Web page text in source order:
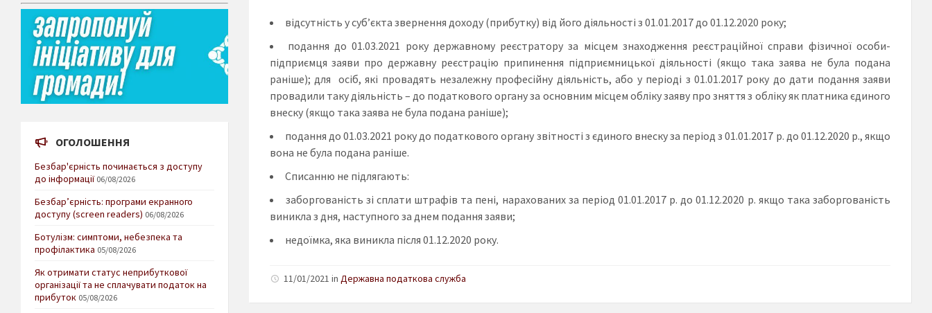
відсутність у суб’єкта звернення доходу (прибутку) від його діяльності з 01.01.2017 до 01.12.2020 року;
подання до 01.03.2021 року державному реєстратору за місцем знаходження реєстраційної справи фізичної особи-
підприємця заяви про державну реєстрацію припинення підприємницької діяльності (якщо така заява не була подана
раніше); для осіб, які провадять незалежну професійну діяльність, або у періоді з 01.01.2017 року до дати подання заяви
провадили таку діяльність – до податкового органу за основним місцем обліку заяву про зняття з обліку як платника єдиного
внеску (якщо така заява не була подана раніше);
подання до 01.03.2021 року до податкового органу звітності з єдиного внеску за період з 01.01.2017 р. до 01.12.2020 р., якщо
вона не була подана раніше.
Списанню не підлягають:
заборгованість зі сплати штрафів та пені, нарахованих за період 01.01.2017 р. до 01.12.2020 р. якщо така заборгованість
виникла з дня, наступного за днем подання заяви;
недоїмка, яка виникла після 01.12.2020 року.
11/01/2021 in Державна податкова служба
ОГОЛОШЕННЯ
Безбар'єрність починається з доступу
до інформації 06/08/2026
Безбар’єрність: програми екранного
доступу (screen readers) 06/08/2026
Ботулізм: симптоми, небезпека та
профілактика 05/08/2026
Як отримати статус неприбуткової
організації та не сплачувати податок на
прибуток 05/08/2026